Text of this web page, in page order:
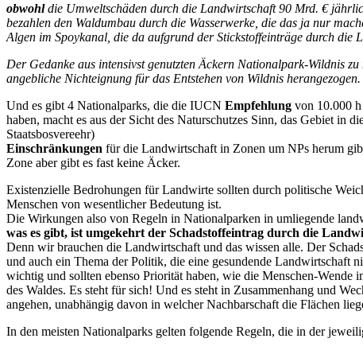
obwohldie Umweltschäden durch die Landwirtschaft 90 Mrd. €
bezahlen den Waldumbau durch die Wasserwerke, die das ja nur
Algen im Spoykanal, die da aufgrund der Stickstoffeinträge durch die
Der Gedanke aus intensivst genutzten Äckern Nationalpark-Wildnis
angebliche Nichteignung für das Entstehen von Wildnis
Und es gibt 4 Nationalparks, die die IUCN Empfehlung von 10.000
haben, macht es aus der Sicht des Naturschutzes Sinn, das Gebiet in
Staatsbosvereehr)
Einschränkungen für die Landwirtschaft in Zonen um NPs herum
Zone aber gibt es fast keine Äcker.
Existenzielle Bedrohungen für Landwirte sollten durch politische
Menschen von wesentlicher Bedeutung ist.
Die Wirkungen also von Regeln in Nationalparken in umliegende
was es gibt, ist umgekehrt der Schadstoffeintrag durch die
Denn wir brauchen die Landwirtschaft und das wissen alle. Der
und auch ein Thema der Politik, die eine gesundende Landwirtschaft
wichtig und sollten ebenso Priorität haben, wie die Menschen-
des Waldes. Es steht für sich! Und es steht in Zusammenhang und
angehen, unabhängig davon in welcher Nachbarschaft die Flächen
In den meisten Nationalparks gelten folgende Regeln, die in der